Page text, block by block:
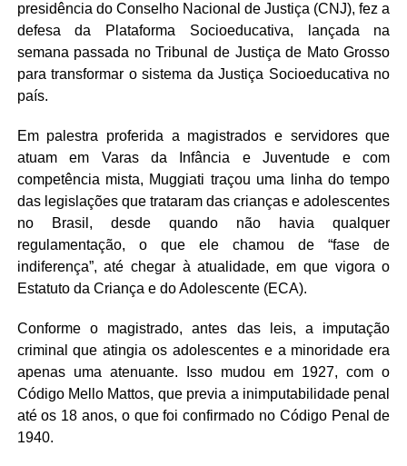
presidência do Conselho Nacional de Justiça (CNJ), fez a
defesa da Plataforma Socioeducativa, lançada na
semana passada no Tribunal de Justiça de Mato Grosso
para transformar o sistema da Justiça Socioeducativa no
país.
Em palestra proferida a magistrados e servidores que
atuam em Varas da Infância e Juventude e com
competência mista, Muggiati traçou uma linha do tempo
das legislações que trataram das crianças e adolescentes
no Brasil, desde quando não havia qualquer
regulamentação, o que ele chamou de “fase de
indiferença”, até chegar à atualidade, em que vigora o
Estatuto da Criança e do Adolescente (ECA).
Conforme o magistrado, antes das leis, a imputação
criminal que atingia os adolescentes e a minoridade era
apenas uma atenuante. Isso mudou em 1927, com o
Código Mello Mattos, que previa a inimputabilidade penal
até os 18 anos, o que foi confirmado no Código Penal de
1940.